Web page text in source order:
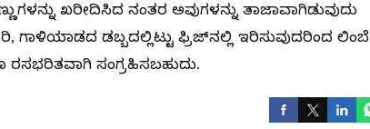
ಖರೀದಿಸಿದ ನಂತರ ಅವುಗಳನ್ನು ತಾಜಾವಾಗಿಡುವುದು
ಗಾಳಿಯಾಡದ ಡಬ್ಬದಲ್ಲಿಟ್ಟು ಫ್ರಿಜ್‌ನಲ್ಲಿ ಇರಿಸುವುದರಿಂದ ಲಿಂಬೆ
ರಸಭರಿತವಾಗಿ ಸಂಗ್ರಹಿಸಬಹುದು.